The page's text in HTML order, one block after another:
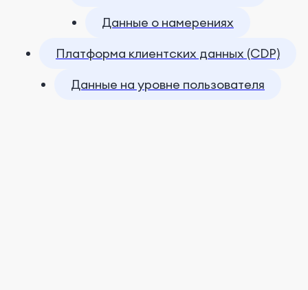
Данные о намерениях
Платформа клиентских данных (CDP)
Данные на уровне пользователя